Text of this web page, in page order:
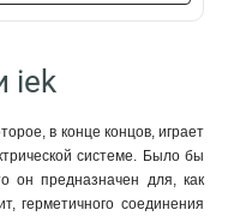
iek
в конце концов, играет
системе. Было бы
он предназначен для, как
герметичного соединения